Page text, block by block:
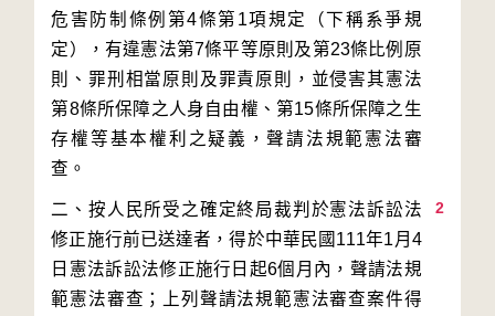
危害防制條例第4條第1項規定（下稱系爭規
定），有違憲法第7條平等原則及第23條比例原
則、罪刑相當原則及罪責原則，並侵害其憲法
第8條所保障之人身自由權、第15條所保障之生
存權等基本權利之疑義，聲請法規範憲法審
2
二、按人民所受之確定終局裁判於憲法訴訟法
修正施行前已送達者，得於中華民國111年1月4
日憲法訴訟法修正施行日起6個月內，聲請法規
範憲法審查；上列聲請法規範憲法審查案件得